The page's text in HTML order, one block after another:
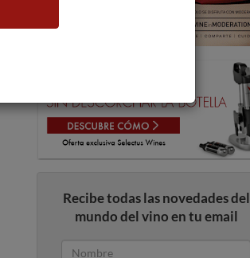
Recibe todas las novedades del
mundo del vino en tu email